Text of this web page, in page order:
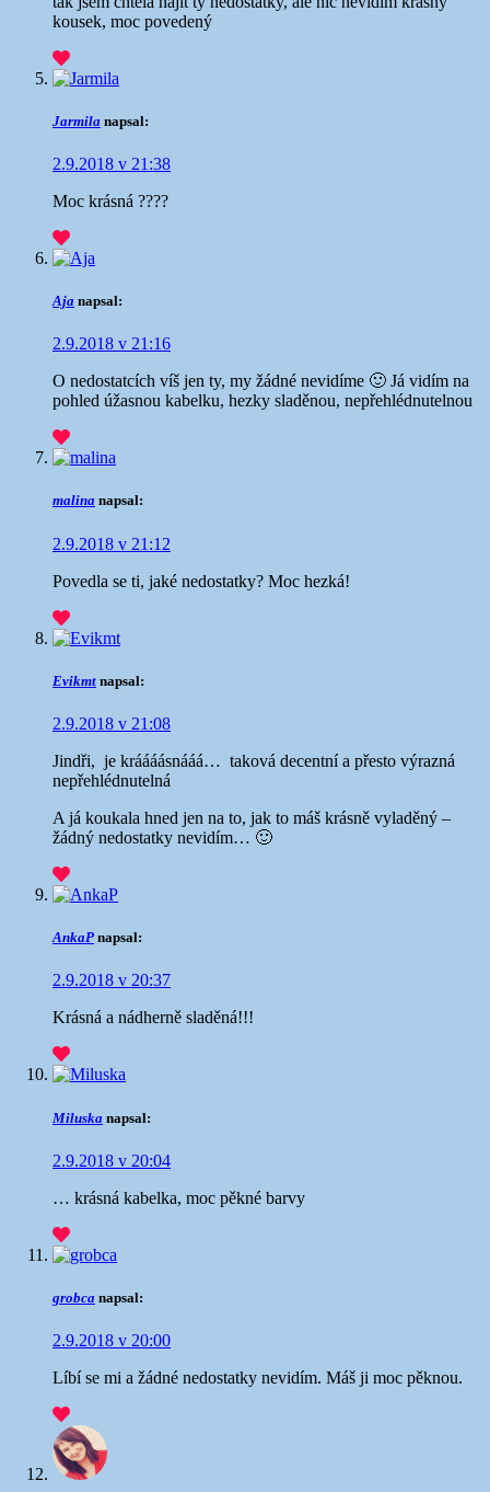
kousek, moc povedený
Jarmila napsal:
2.9.2018 v 21:38
Moc krásná ????
Aja napsal:
2.9.2018 v 21:16
O nedostatcích víš jen ty, my žádné nevidíme 🙂 Já vidím na
pohled úžasnou kabelku, hezky sladěnou, nepřehlédnutelnou
malina napsal:
2.9.2018 v 21:12
Povedla se ti, jaké nedostatky? Moc hezká!
Evikmt napsal:
2.9.2018 v 21:08
Jindři, je kráááásnááá… taková decentní a přesto výrazná
nepřehlédnutelná
A já koukala hned jen na to, jak to máš krásně vyladěný –
žádný nedostatky nevidím… 🙂
AnkaP napsal:
2.9.2018 v 20:37
Krásná a nádherně sladěná!!!
Miluska napsal:
2.9.2018 v 20:04
… krásná kabelka, moc pěkné barvy
grobca napsal:
2.9.2018 v 20:00
Líbí se mi a žádné nedostatky nevidím. Máš ji moc pěknou.